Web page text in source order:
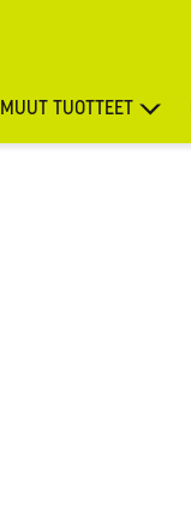
MUUT TUOTTEET